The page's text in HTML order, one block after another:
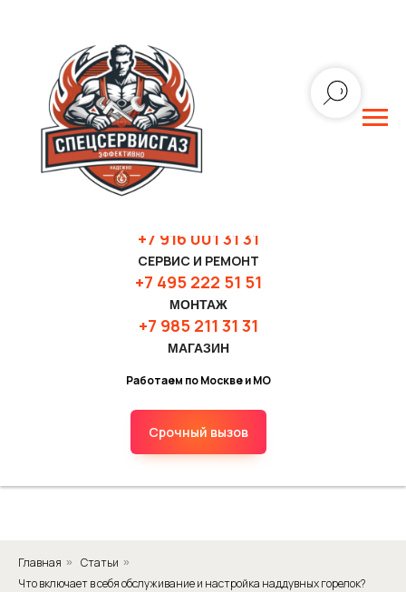
+7 916 001 31 31
СЕРВИС И РЕМОНТ
+7 495 222 51 51
МОНТАЖ
+7 985 211 31 31
МАГАЗИН
Работаем по Москве и МО
Срочный вызов
Главная » Статьи »
Что включает в себя обслуживание и настройка наддувных горелок?